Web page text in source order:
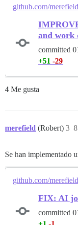
github.com/
and work
committed
+51 -29
4 Me gusta
merefield (Robert) 3
Se han implementado
github.com/
FIX: AI
committed